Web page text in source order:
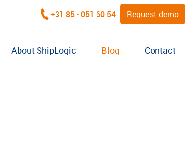
+31 85 - 051 60 54 Request demo
About ShipLogic Blog Contact